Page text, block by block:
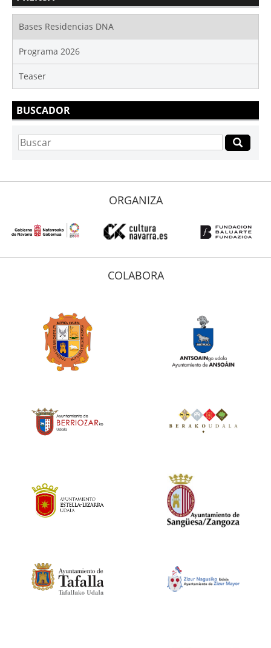
Bases Residencias DNA
Programa 2026
Teaser
BUSCADOR
ORGANIZA
COLABORA